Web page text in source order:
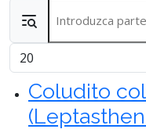
Cantidad
Coludito